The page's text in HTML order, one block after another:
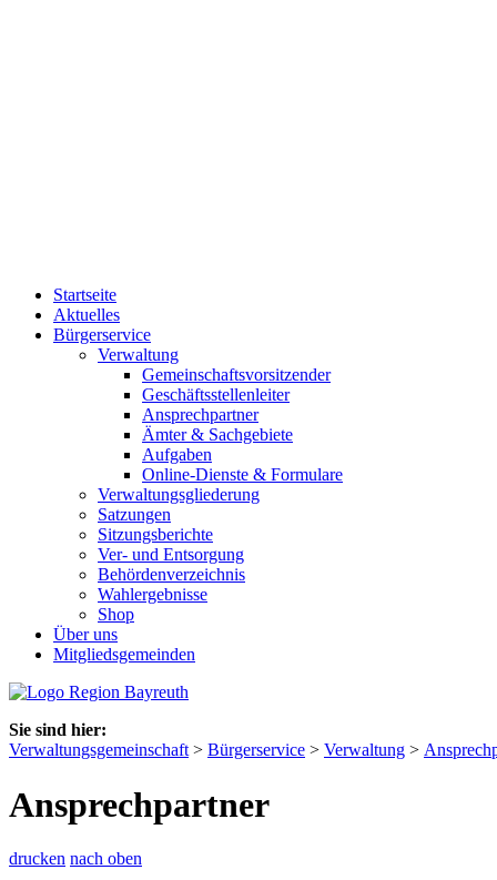
Startseite
Aktuelles
Bürgerservice
Verwaltung
Gemeinschaftsvorsitzender
Geschäftsstellenleiter
Ansprechpartner
Ämter & Sachgebiete
Aufgaben
Online-Dienste & Formulare
Verwaltungsgliederung
Satzungen
Sitzungsberichte
Ver- und Entsorgung
Behördenverzeichnis
Wahlergebnisse
Shop
Über uns
Mitgliedsgemeinden
Sie sind hier:
Verwaltungsgemeinschaft > Bürgerservice > Verwaltung >
Ansprechpartner
drucken nach oben